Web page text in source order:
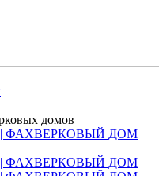
домов